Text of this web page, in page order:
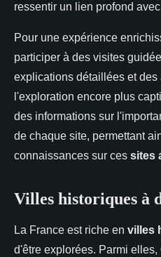
ressentir un lien profond
Pour une expérience
participer à des visites
explications détaillées et
l'exploration encore plus
des informations sur
de chaque site, permettant
connaissances sur ces sites
Villes historiques à
La France est riche en villes
d'être explorées. Parmi elles,